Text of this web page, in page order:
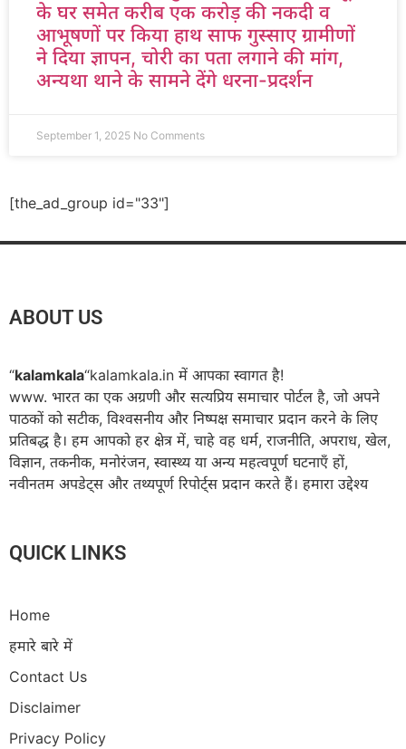
के घर समेत करीब एक करोड़ की नकदी व
आभूषणों पर किया हाथ साफ गुस्साए ग्रामीणों
ने दिया ज्ञापन, चोरी का पता लगाने की मांग,
अन्यथा थाने के सामने देंगे धरना-प्रदर्शन
September 1, 2025 No Comments
[the_ad_group id="33"]
ABOUT US
“kalamkala“kalamkala.in में आपका स्वागत है!
www. भारत का एक अग्रणी और सत्यप्रिय समाचार पोर्टल है, जो अपने
पाठकों को सटीक, विश्वसनीय और निष्पक्ष समाचार प्रदान करने के लिए
प्रतिबद्ध है। हम आपको हर क्षेत्र में, चाहे वह धर्म, राजनीति, अपराध, खेल,
विज्ञान, तकनीक, मनोरंजन, स्वास्थ्य या अन्य महत्वपूर्ण घटनाएँ हों,
नवीनतम अपडेट्स और तथ्यपूर्ण रिपोर्ट्स प्रदान करते हैं। हमारा उद्देश्य
QUICK LINKS
Home
हमारे बारे में
Contact Us
Disclaimer
Privacy Policy